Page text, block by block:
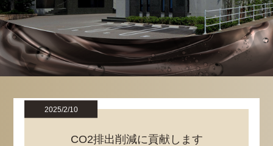
2025/2/10
CO2排出削減に貢献します